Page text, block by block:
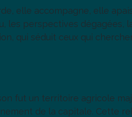
elle accompagne, elle
les perspectives dégagées,
qui séduit ceux qui
fut un territoire agricole
de la capitale. Cette